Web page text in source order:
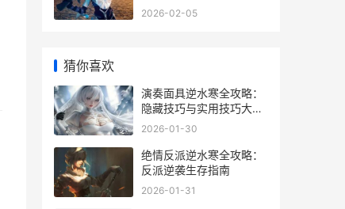
2026-02-05
猜你喜欢
演奏面具逆水寒全攻略：
隐藏技巧与实用技巧大公
开
2026-01-30
绝情反派逆水寒全攻略：
反派逆袭生存指南
2026-01-31